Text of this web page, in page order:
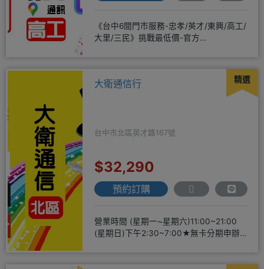
《台中6間門市服務-忠孝/英才/東興/高工/
大里/三民》挑戰最低價-官方
精選
大衛通信行
台中市北區英才路167號
$32,290
預約訂購
營業時間 (星期一~星期六)11:00~21:00
(星期日)下午2:30~7:00★無卡分期申辦